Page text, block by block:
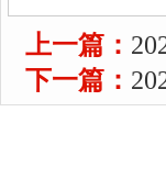
上一篇：
下一篇：